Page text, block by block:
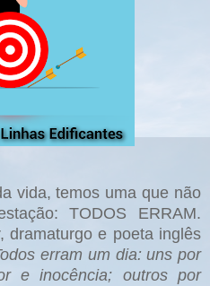
vida, temos uma que não
TODOS ERRAM.
dramaturgo e poeta inglês
erram um dia: uns por
e inocência; outros por